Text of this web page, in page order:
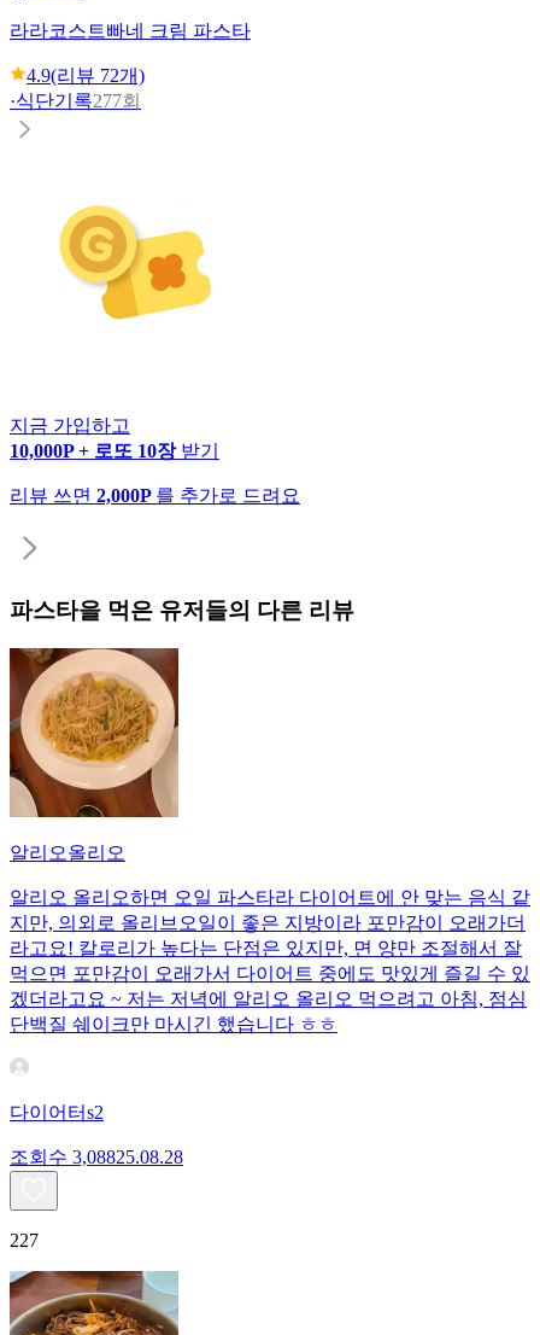
라라코스트빠네 크림 파스타
4.9(리뷰 72개)
·식단기록277회
지금 가입하고
10,000P + 로또 10장 받기
리뷰 쓰면 2,000P 를 추가로 드려요
파스타을 먹은 유저들의 다른 리뷰
알리오올리오
알리오 올리오하면 오일 파스타라 다이어트에 안 맞는 음식 같
지만, 의외로 올리브오일이 좋은 지방이라 포만감이 오래가더
라고요! 칼로리가 높다는 단점은 있지만, 면 양만 조절해서 잘
먹으면 포만감이 오래가서 다이어트 중에도 맛있게 즐길 수 있
겠더라고요 ~ 저는 저녁에 알리오 올리오 먹으려고 아침, 점심
단백질 쉐이크만 마시긴 했습니다 ㅎㅎ
다이어터s2
조회수 3,08825.08.28
227